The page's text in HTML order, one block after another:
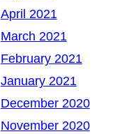
April 2021
March 2021
February 2021
January 2021
December 2020
November 2020